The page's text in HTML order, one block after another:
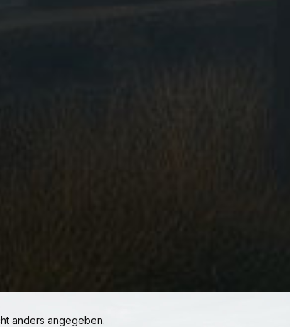
anders angegeben.